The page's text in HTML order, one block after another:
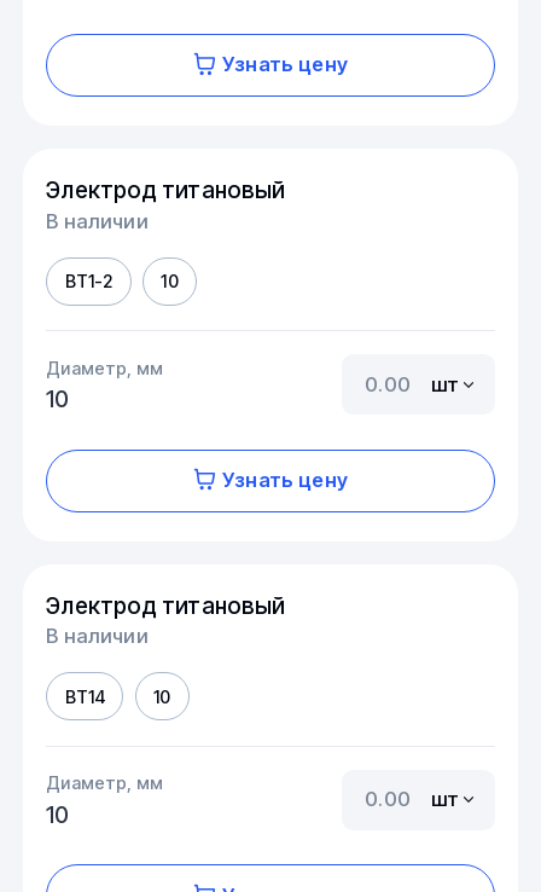
Узнать цену
Электрод титановый
В наличии
ВТ1-2 10
Диаметр, мм
10
шт
Узнать цену
Электрод титановый
В наличии
ВТ14 10
Диаметр, мм
10
шт